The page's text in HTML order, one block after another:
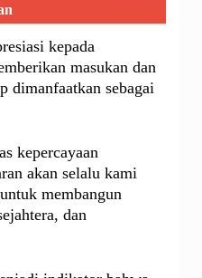
kepada
masukan dan
dimanfaatkan sebagai
kepercayaan
akan selalu kami
membangun
dan